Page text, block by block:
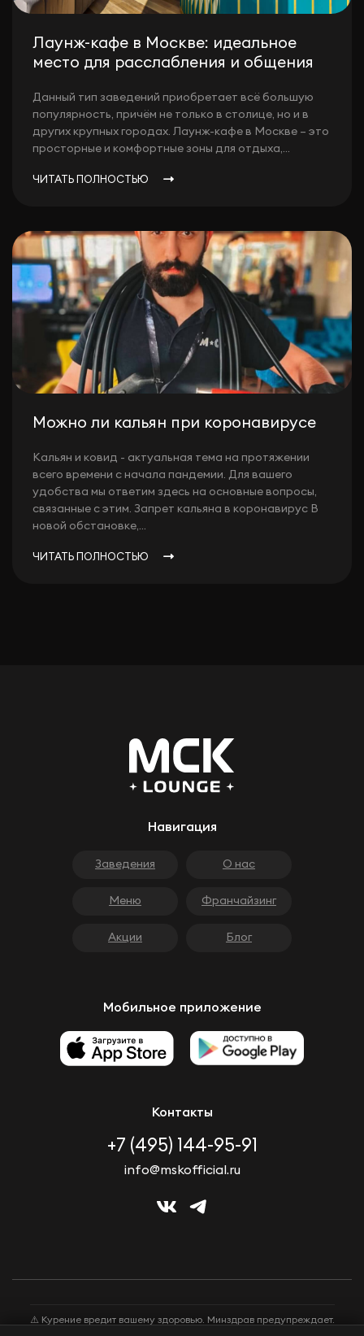
Лаунж-кафе в Москве: идеальное
место для расслабления и общения
Данный тип заведений приобретает всё большую
популярность, причём не только в столице, но и в
других крупных городах. Лаунж-кафе в Москве – это
просторные и комфортные зоны для отдыха,...
ЧИТАТЬ ПОЛНОСТЬЮ
Можно ли кальян при коронавирусе
Кальян и ковид - актуальная тема на протяжении
всего времени с начала пандемии. Для вашего
удобства мы ответим здесь на основные вопросы,
связанные с этим. Запрет кальяна в коронавирус В
новой обстановке,...
ЧИТАТЬ ПОЛНОСТЬЮ
Навигация
Заведения О нас
Меню Франчайзинг
Акции Блог
Мобильное приложение
Контакты
+7 (495) 144-95-91
info@mskofficial.ru
⚠️ Курение вредит вашему здоровью. Минздрав предупреждает.